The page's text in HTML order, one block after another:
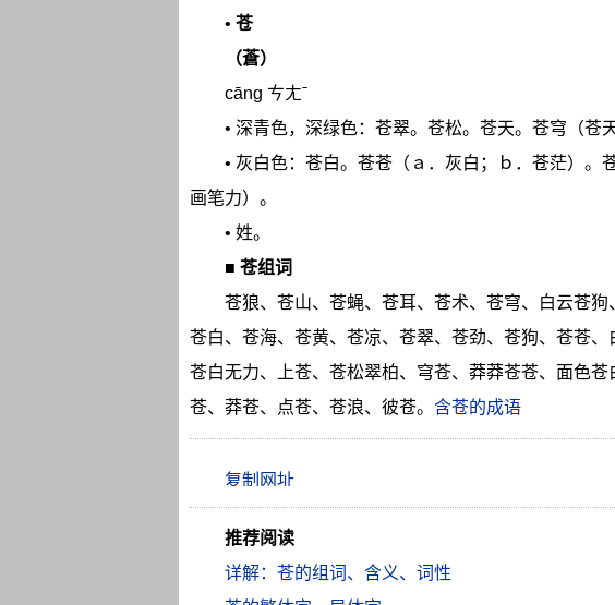
• 苍
（蒼）
cāng ㄘㄤˉ
• 深青色，深绿色：苍翠。苍松。苍天。苍穹（苍
• 灰白色：苍白。苍苍（ａ．灰白；ｂ．苍茫）。
画笔力）。
• 姓。
■ 苍组词
苍狼、苍山、苍蝇、苍耳、苍术、苍穹、白云苍狗
苍白、苍海、苍黄、苍凉、苍翠、苍劲、苍狗、苍苍、
苍白无力、上苍、苍松翠柏、穹苍、莽莽苍苍、面色
苍、莽苍、点苍、苍浪、彼苍。 含苍的成语
推荐阅读
详解：苍的组词、含义、词性